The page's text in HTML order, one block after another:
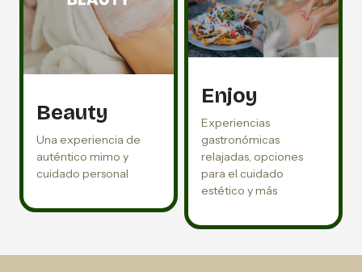
Beauty
Una experiencia de
auténtico mimo y
cuidado personal
Enjoy
Experiencias
gastronómicas
relajadas, opciones
para el cuidado
estético y más